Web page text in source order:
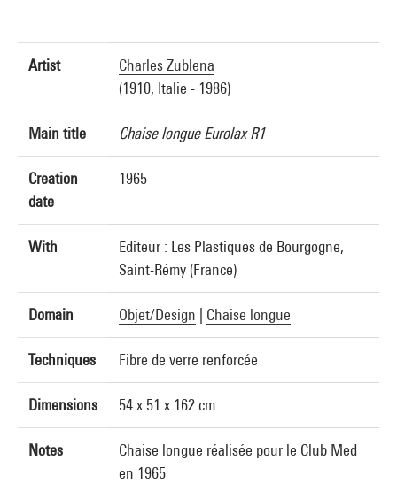
Artist
Charles Zublena
(1910, Italie - 1986)
Main title Chaise longue Eurolax R1
Creation
date
1965
With
Editeur : Les Plastiques de Bourgogne,
Saint-Rémy (France)
Domain Objet/Design Chaise longue
Techniques Fibre de verre renforcée
Dimensions 54 x 51 x 162 cm
Notes
Chaise longue réalisée pour le Club Med
en 1965